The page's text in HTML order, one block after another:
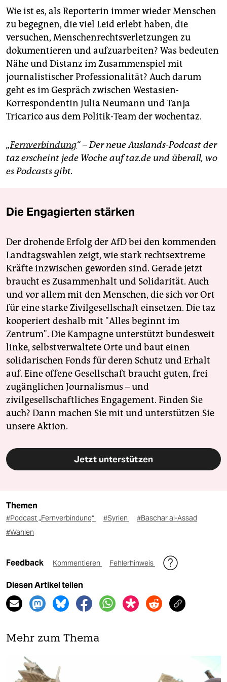
Wie ist es, als Reporterin immer wieder Menschen
zu begegnen, die viel Leid erlebt haben, die
versuchen, Menschenrechtsverletzungen zu
dokumentieren und aufzuarbeiten? Was bedeuten
Nähe und Distanz im Zusammenspiel mit
journalistischer Professionalität? Auch darum
geht es im Gespräch zwischen Westasien-
Korrespondentin Julia Neumann und Tanja
Tricarico aus dem Politik-Team der wochentaz.
„Fernverbindung“ – Der neue Auslands-Podcast der
taz erscheint jede Woche auf taz.de und überall, wo
es Podcasts gibt.
Die Engagierten stärken
Der drohende Erfolg der AfD bei den kommenden
Landtagswahlen zeigt, wie stark rechtsextreme
Kräfte inzwischen geworden sind. Gerade jetzt
braucht es Zusammenhalt und Solidarität. Auch
und vor allem mit den Menschen, die sich vor Ort
für eine starke Zivilgesellschaft einsetzen. Die taz
kooperiert deshalb mit "Alles beginnt im
Zentrum". Die Kampagne unterstützt bundesweit
linke, selbstverwaltete Orte und baut einen
solidarischen Fonds für deren Schutz und Erhalt
auf. Eine offene Gesellschaft braucht guten, frei
zugänglichen Journalismus – und
zivilgesellschaftliches Engagement. Finden Sie
auch? Dann machen Sie mit und unterstützen Sie
unsere Aktion.
Jetzt unterstützen
Themen
#Podcast „Fernverbindung“ #Syrien
#Baschar al-Assad
#Wahlen
Feedback Kommentieren Fehlerhinweis
Diesen Artikel teilen
Mehr zum Thema